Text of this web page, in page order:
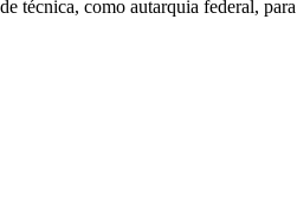
técnica, como autarquia federal,